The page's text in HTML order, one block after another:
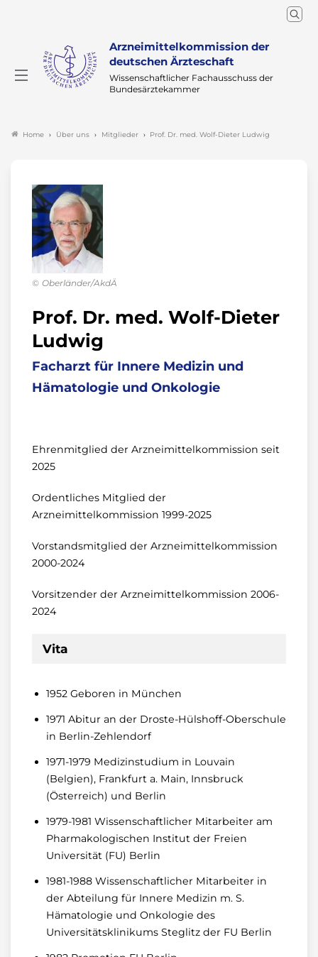
Arzneimittelkommission der
deutschen Ärzteschaft
Wissenschaftlicher Fachausschuss der
Bundesärztekammer
Home Über uns Mitglieder Prof. Dr. med. Wolf-Dieter Ludwig
Prof. Dr. med. Wolf-Dieter
Ludwig
Facharzt für Innere Medizin und
Hämatologie und Onkologie
Ehrenmitglied der Arzneimittelkommission seit
2025
Ordentliches Mitglied der
Arzneimittelkommission 1999-2025
Vorstandsmitglied der Arzneimittelkommission
2000-2024
Vorsitzender der Arzneimittelkommission 2006-
2024
Vita
1952 Geboren in München
1971 Abitur an der Droste-Hülshoff-Oberschule
in Berlin-Zehlendorf
1971-1979 Medizinstudium in Louvain
(Belgien), Frankfurt a. Main, Innsbruck
(Österreich) und Berlin
1979-1981 Wissenschaftlicher Mitarbeiter am
Pharmakologischen Institut der Freien
Universität (FU) Berlin
1981-1988 Wissenschaftlicher Mitarbeiter in
der Abteilung für Innere Medizin m. S.
Hämatologie und Onkologie des
Universitätsklinikums Steglitz der FU Berlin
Oberländer/AkdÄ